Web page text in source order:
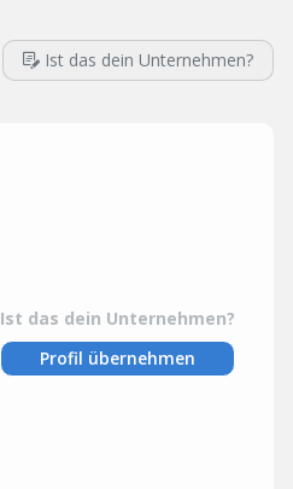
Ist das dein Unternehmen?
Ist das dein Unternehmen?
Profil übernehmen